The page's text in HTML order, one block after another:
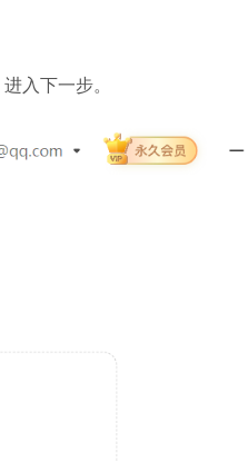
入下一步。